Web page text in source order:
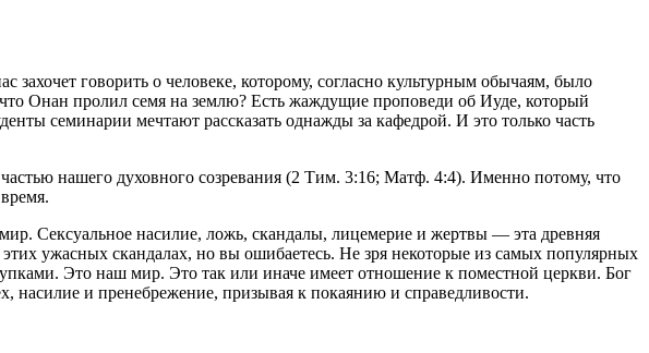
говорить о человеке, которому, согласно культурным обычаям, было
что Онан пролил семя на землю? Есть жаждущие проповеди об Иуде, который
семинарии мечтают рассказать однажды за кафедрой. И это только часть
нашего духовного созревания (2 Тим. 3:16; Матф. 4:4). Именно потому, что
Сексуальное насилие, ложь, скандалы, лицемерие и жертвы — эта древняя
ужасных скандалах, но вы ошибаетесь. Не зря некоторые из самых популярных
Это наш мир. Это так или иначе имеет отношение к поместной церкви. Бог
насилие и пренебрежение, призывая к покаянию и справедливости.